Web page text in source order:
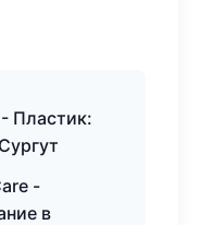
Пластик:
-
в